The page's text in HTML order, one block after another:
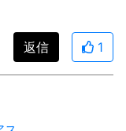
返信 1